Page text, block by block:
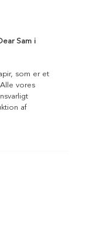
Sam i
som er et
vores
af